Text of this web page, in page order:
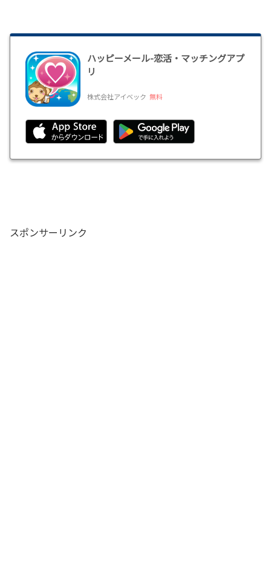
ハッピーメール-恋活・マッチングアプ
リ
株式会社アイベック 無料
スポンサーリンク